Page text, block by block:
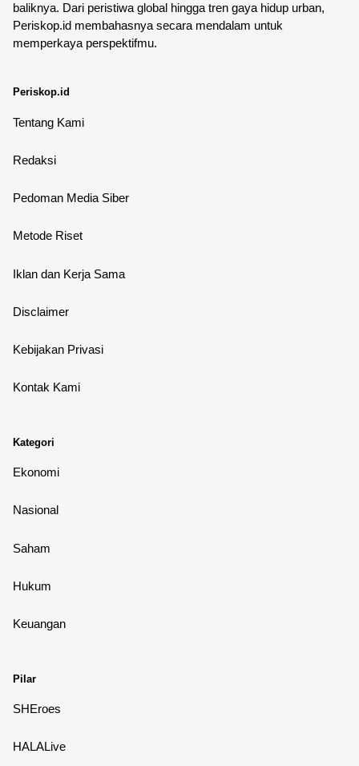
baliknya. Dari peristiwa global hingga tren gaya hidup urban,
Periskop.id membahasnya secara mendalam untuk
memperkaya perspektifmu.
Periskop.id
Tentang Kami
Redaksi
Pedoman Media Siber
Metode Riset
Iklan dan Kerja Sama
Disclaimer
Kebijakan Privasi
Kontak Kami
Kategori
Ekonomi
Nasional
Saham
Hukum
Keuangan
Pilar
SHEroes
HALALive